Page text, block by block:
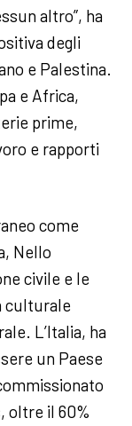
altro”, ha
degli
e Palestina.
e Africa,
prime,
e rapporti
come
Nello
civile e le
culturale
L’Italia, ha
un Paese
oltre il 60%